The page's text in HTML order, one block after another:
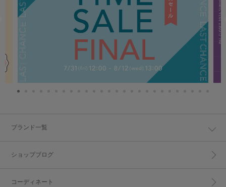
ブランド一覧
ショップブログ
コーディネート